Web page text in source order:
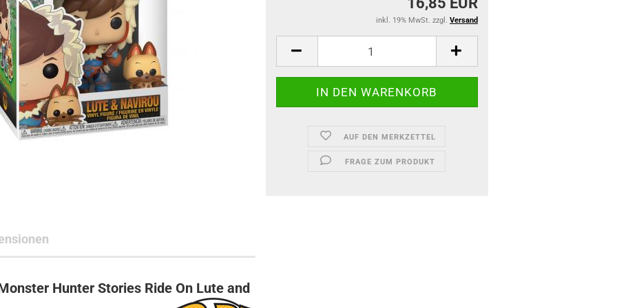
Toys
Subjects
Hersteller
inkl. 19% MwSt. zzgl. Versand
AUF DEN MERKZETTEL
FRAGE ZUM PRODUKT
Hunter Stories Ride On Lute and